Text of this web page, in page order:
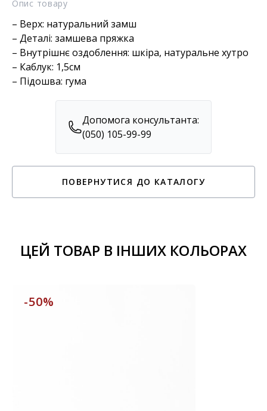
Опис товару
– Верх: натуральний замш
– Деталі: замшева пряжка
– Внутрішнє оздоблення: шкіра, натуральне хутро
– Каблук: 1,5см
– Підошва: гума
Допомога консультанта:
(050) 105-99-99
ПОВЕРНУТИСЯ ДО КАТАЛОГУ
ЦЕЙ ТОВАР В ІНШИХ КОЛЬОРАХ
-50%